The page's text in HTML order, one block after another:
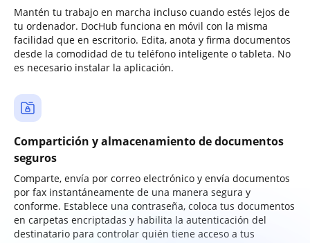
Mantén tu trabajo en marcha incluso cuando estés lejos de
tu ordenador. DocHub funciona en móvil con la misma
facilidad que en escritorio. Edita, anota y firma documentos
desde la comodidad de tu teléfono inteligente o tableta. No
es necesario instalar la aplicación.
Compartición y almacenamiento de documentos
seguros
Comparte, envía por correo electrónico y envía documentos
por fax instantáneamente de una manera segura y
conforme. Establece una contraseña, coloca tus documentos
en carpetas encriptadas y habilita la autenticación del
destinatario para controlar quién tiene acceso a tus